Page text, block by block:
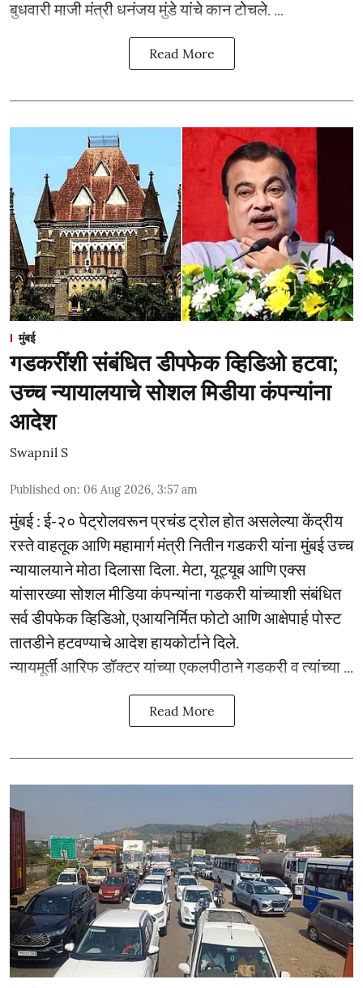
बुधवारी माजी मंत्री धनंजय मुंडे यांचे कान टोचले. ...
Read More
मुंबई
गडकरींशी संबंधित डीपफेक व्हिडिओ हटवा;
उच्च न्यायालयाचे सोशल मिडीया कंपन्यांना
आदेश
Swapnil S
Published on: 06 Aug 2026, 3:57 am
मुंबई : ई-२० पेट्रोलवरून प्रचंड ट्रोल होत असलेल्या केंद्रीय
रस्ते वाहतूक आणि महामार्ग मंत्री नितीन गडकरी यांना मुंबई उच्च
न्यायालयाने मोठा दिलासा दिला. मेटा, यूट्यूब आणि एक्स
यांसारख्या सोशल मीडिया कंपन्यांना गडकरी यांच्याशी संबंधित
सर्व डीपफेक व्हिडिओ, एआयनिर्मित फोटो आणि आक्षेपार्ह पोस्ट
तातडीने हटवण्याचे आदेश हायकोर्टाने दिले.
न्यायमूर्ती आरिफ डॉक्टर यांच्या एकलपीठाने गडकरी व त्यांच्या ...
Read More